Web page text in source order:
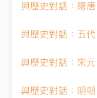
與歷史對話：隋唐
與歷史對話：五代
與歷史對話：宋元
與歷史對話：明朝